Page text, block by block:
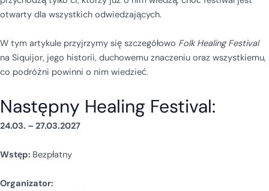
otwarty dla wszystkich odwiedzających.
W tym artykule przyjrzymy się szczegółowo Folk Healing Festival
na Siquijor, jego historii, duchowemu znaczeniu oraz wszystkiemu,
co podróżni powinni o nim wiedzieć.
Następny Healing Festival:
24.03. – 27.03.2027
Wstęp: Bezpłatny
Organizator: